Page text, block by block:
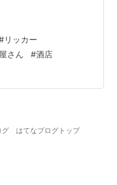
リッカー
さん #酒店
グ
はてなブログトップ